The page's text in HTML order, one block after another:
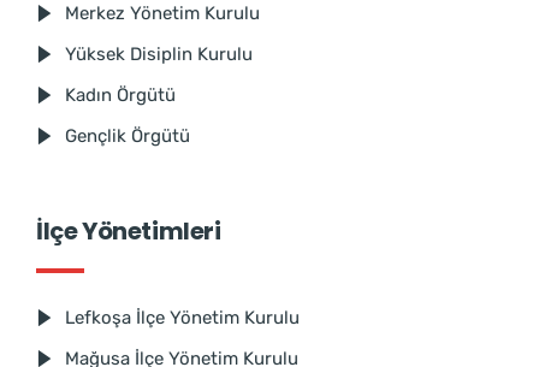
Merkez Yönetim Kurulu
Yüksek Disiplin Kurulu
Kadın Örgütü
Gençlik Örgütü
İlçe Yönetimleri
Lefkoşa İlçe Yönetim Kurulu
Mağusa İlçe Yönetim Kurulu